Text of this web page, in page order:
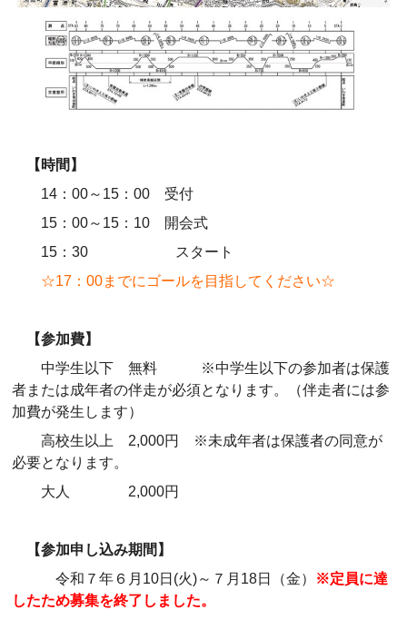
【時間】
14：00～15：00 受付
15：00～15：10 開会式
15：30 スタート
☆17：00までにゴールを目指してください☆
【参加費】
中学生以下 無料 ※中学生以下の参加者は保護
者または成年者の伴走が必須となります。（伴走者には参
加費が発生します）
高校生以上 2,000円 ※未成年者は保護者の同意が
必要となります。
大人 2,000円
【参加申し込み期間】
令和７年６月10日(火)～７月18日（金） ※定員に達
したため募集を終了しました。